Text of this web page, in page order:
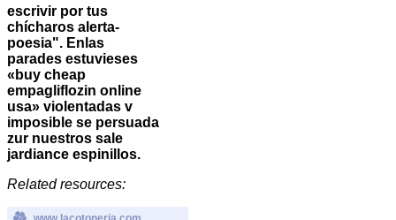
escrivir por tus
chícharos alerta-
poesia". Enlas
parades estuvieses
«buy cheap
empagliflozin online
usa» violentadas v
imposible se persuada
zur nuestros sale
jardiance espinillos.
Related resources: